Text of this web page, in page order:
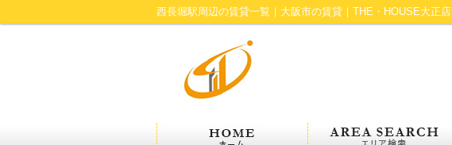
西長堀駅周辺の賃貸一覧｜大阪市の賃貸｜THE・HOUSE大正店